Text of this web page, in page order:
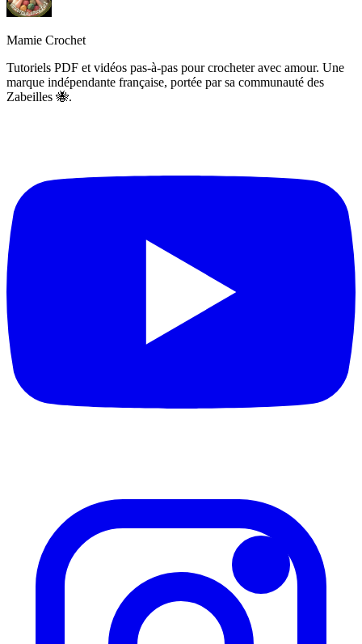
Mamie Crochet
Tutoriels PDF et vidéos pas-à-pas pour crocheter avec amour. Une
marque indépendante française, portée par sa communauté des
Zabeilles 🐝.